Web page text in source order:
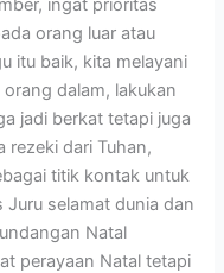
ingat prioritas
orang luar atau
itu baik, kita melayani
dalam, lakukan
jadi berkat tetapi juga
rezeki dari Tuhan,
titik kontak untuk
selamat dunia dan
Natal
perayaan Natal tetapi